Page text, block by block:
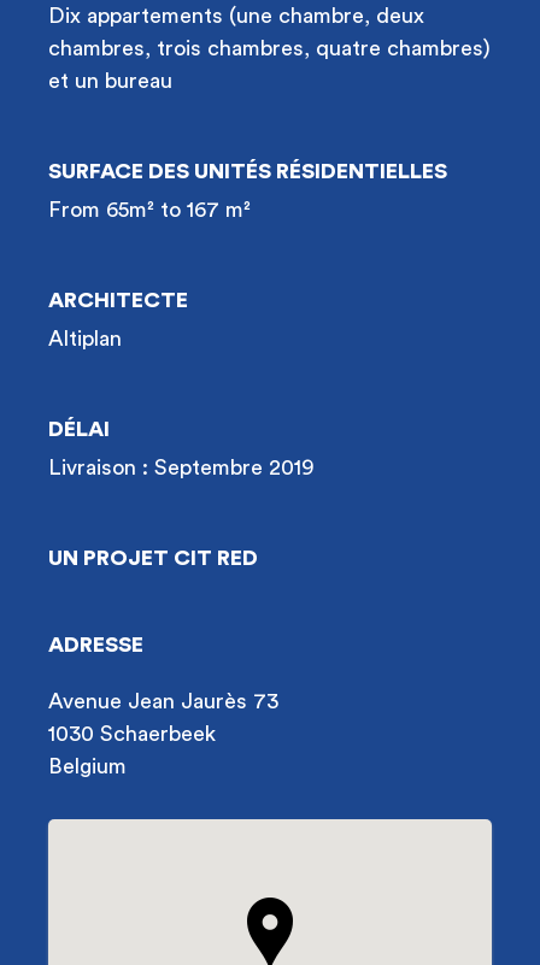
Dix appartements (une chambre, deux
chambres, trois chambres, quatre chambres)
et un bureau
SURFACE DES UNITÉS RÉSIDENTIELLES
From 65m² to 167 m²
ARCHITECTE
Altiplan
DÉLAI
Livraison : Septembre 2019
UN PROJET CIT RED
ADRESSE
Avenue Jean Jaurès 73
1030 Schaerbeek
Belgium